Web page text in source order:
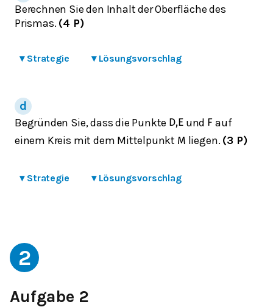
Berechnen Sie den Inhalt der Oberfläche des
Prismas. (4 P)
▾ Strategie ▾ Lösungsvorschlag
Begründen Sie, dass die Punkte D,E und F auf
einem Kreis mit dem Mittelpunkt M liegen. (3 P)
▾ Strategie ▾ Lösungsvorschlag
2
Aufgabe 2